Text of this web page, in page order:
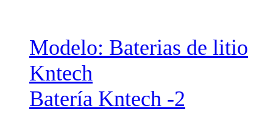
Modelo: Baterias de litio
Kntech
Batería Kntech -2